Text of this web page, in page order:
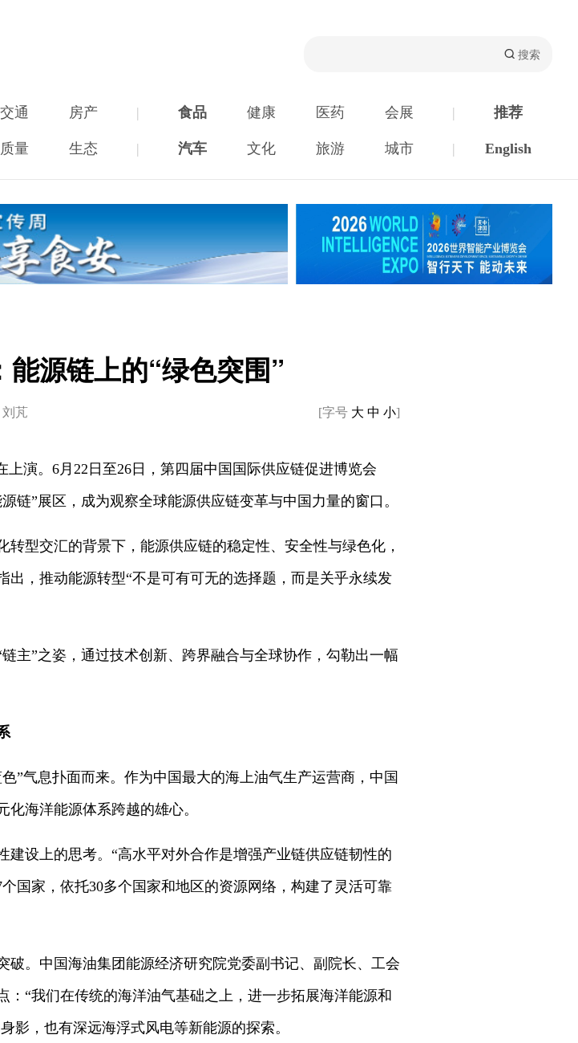
交通 房产 | 食品 健康 医药 会展 | 推荐
质量 生态 | 汽车 文化 旅游 城市 | English
源链上的“绿色突围”
芃 [字号 大 中 小]
演。6月22日至26日，第四届中国国际供应链促进博览会
链”展区，成为观察全球能源供应链变革与中国力量的窗口。
型交汇的背景下，能源供应链的稳定性、安全性与绿色化，
，推动能源转型“不是可有可无的选择题，而是关乎永续发
主”之姿，通过技术创新、跨界融合与全球协作，勾勒出一幅
”气息扑面而来。作为中国最大的海上油气生产运营商，中国
海洋能源体系跨越的雄心。
设上的思考。“高水平对外合作是增强产业链供应链韧性的
国家，依托30多个国家和地区的资源网络，构建了灵活可靠
破。中国海油集团能源经济研究院党委副书记、副院长、工会
“我们在传统的海洋油气基础之上，进一步拓展海洋能源和
影，也有深远海浮式风电等新能源的探索。